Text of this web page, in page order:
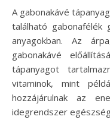
A gabonakávé
található gabonafélék
anyagokban. Az
gabonakávé
tápanyagot
vitaminok, mint
hozzájárulnak az
idegrendszer